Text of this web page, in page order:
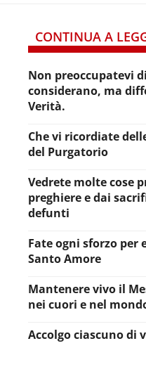
CONTINUA A
Non preoccupatevi
considerano, ma
Verità.
Che vi ricordiate
del Purgatorio
Vedrete molte cose
preghiere e dai
defunti
Fate ogni sforzo per
Santo Amore
Mantenere vivo il
nei cuori e nel
Accolgo ciascuno di